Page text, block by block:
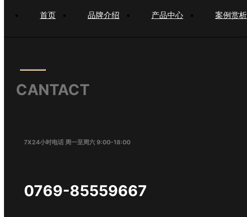
首页 品牌介绍 产品中心 案例赏析
CANTACT
7X24小时电话 周一至周六 9:00-18:00
0769-85559667